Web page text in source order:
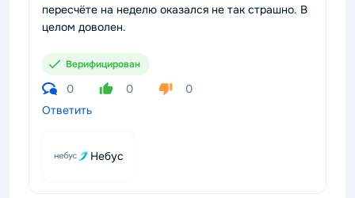
пересчёте на неделю оказался не так страшно. В
целом доволен.
Верифицирован
0 0
0
Ответить
Небус